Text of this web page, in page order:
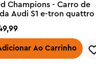
Ferrari F40, eles
divertida de
para crianças a partir
Champions - Carro de
Audi S1 e-tron quattro
,99
Ao Carrinho